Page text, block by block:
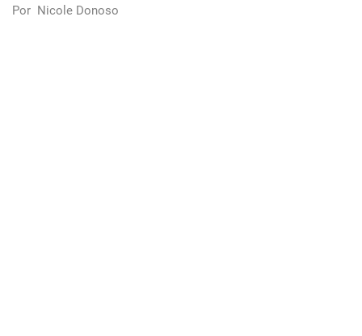
Por Nicole Donoso